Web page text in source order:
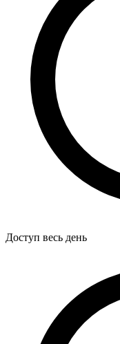
Доступ весь день